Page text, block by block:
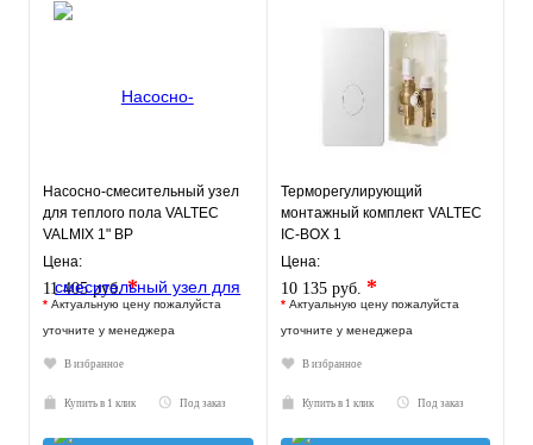
Насосно-смесительный узел
для теплого пола VALTEC
VALMIX 1" ВР
Цена:
11 405 руб.*
* Актуальную цену пожалуйста
уточните у менеджера
В избранное
Купить в 1 клик Под заказ
Терморегулирующий
монтажный комплект VALTEC
IC-BOX 1
Цена:
10 135 руб. *
* Актуальную цену пожалуйста
уточните у менеджера
В избранное
Купить в 1 клик Под заказ